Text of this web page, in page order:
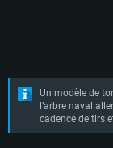
Un modèle de
l’arbre naval
cadence de tirs